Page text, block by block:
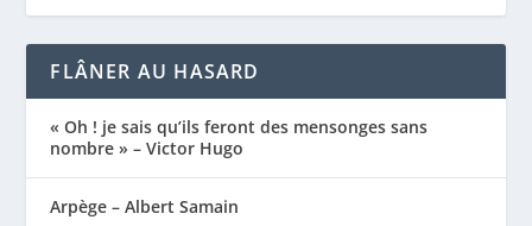
FLÂNER AU HASARD
« Oh ! je sais qu’ils feront des mensonges sans
nombre » – Victor Hugo
Arpège – Albert Samain